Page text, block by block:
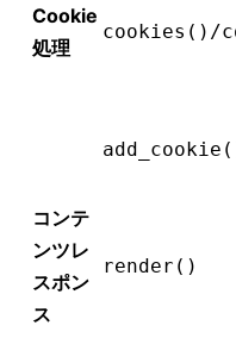
Cookie
処理
cookies()/
コンテ
ンツレ
スポン
ス
render()